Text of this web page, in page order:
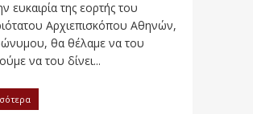
ευκαιρία της εορτής του
Αρχιεπισκόπου Αθηνών,
θα θέλαμε να του
να του δίνει...